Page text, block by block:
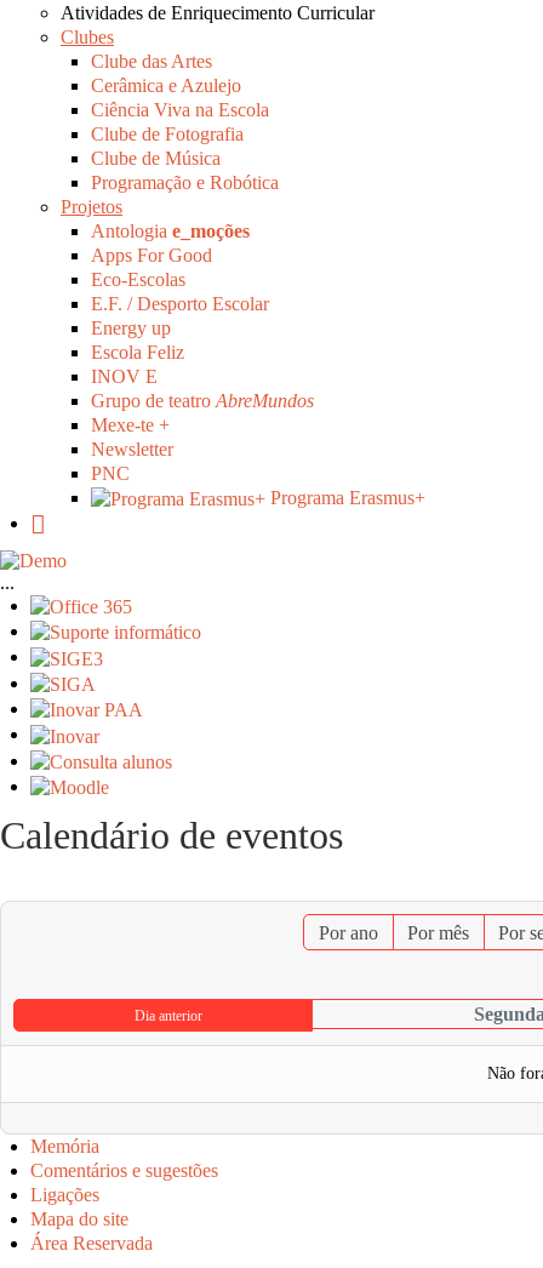
Atividades de Enriquecimento Curricular
Clubes
Clube das Artes
Cerâmica e Azulejo
Ciência Viva na Escola
Clube de Fotografia
Clube de Música
Programação e Robótica
Projetos
Antologia e_moções
Apps For Good
Eco-Escolas
E.F. / Desporto Escolar
Energy up
Escola Feliz
INOV E
Grupo de teatro AbreMundos
Mexe-te +
Newsletter
PNC
Programa Erasmus+
...
Calendário de eventos
Por ano Por mês Por
Dia anterior
Não
Memória
Comentários e sugestões
Ligações
Mapa do site
Área Reservada